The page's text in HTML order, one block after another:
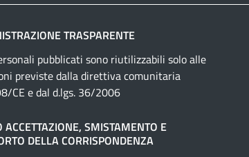
TRASPARENTE
pubblicati sono riutilizzabili solo alle
previste dalla direttiva comunitaria
CE e dal d.lgs. 36/2006
ACCETTAZIONE, SMISTAMENTO E
DELLA CORRISPONDENZA